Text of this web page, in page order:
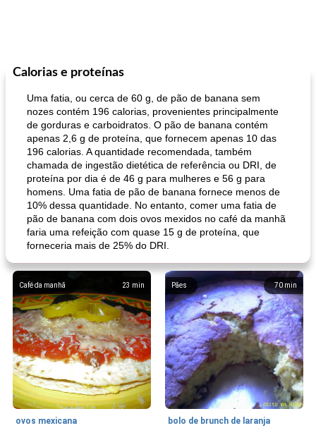
Calorias e proteínas
Uma fatia, ou cerca de 60 g, de pão de banana sem
nozes contém 196 calorias, provenientes principalmente
de gorduras e carboidratos. O pão de banana contém
apenas 2,6 g de proteína, que fornecem apenas 10 das
196 calorias. A quantidade recomendada, também
chamada de ingestão dietética de referência ou DRI, de
proteína por dia é de 46 g para mulheres e 56 g para
homens. Uma fatia de pão de banana fornece menos de
10% dessa quantidade. No entanto, comer uma fatia de
pão de banana com dois ovos mexidos no café da manhã
faria uma refeição com quase 15 g de proteína, que
forneceria mais de 25% do DRI.
23 min
Café da manhã
ovos mexicana
70 min
Pães
bolo de brunch de laranja